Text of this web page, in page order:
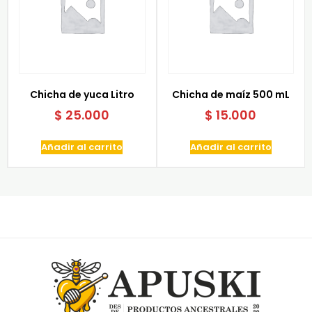
Chicha de yuca Litro
$ 25.000
Añadir al carrito
Chicha de maíz 500 mL
$ 15.000
Añadir al carrito